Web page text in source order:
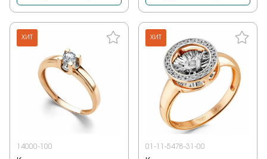
ХИТ
14000-100
ХИТ
01-11-5478-31-00